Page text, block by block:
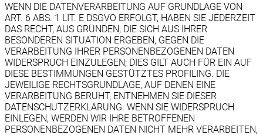
WENN DIE DATENVERARBEITUNG AUF GRUNDLAGE VON
ART. 6 ABS. 1 LIT. E DSGVO ERFOLGT, HABEN SIE JEDERZEIT
DAS RECHT, AUS GRÜNDEN, DIE SICH AUS IHRER
BESONDEREN SITUATION ERGEBEN, GEGEN DIE
VERARBEITUNG IHRER PERSONENBEZOGENEN DATEN
WIDERSPRUCH EINZULEGEN; DIES GILT AUCH FÜR EIN AUF
DIESE BESTIMMUNGEN GESTÜTZTES PROFILING. DIE
JEWEILIGE RECHTSGRUNDLAGE, AUF DENEN EINE
VERARBEITUNG BERUHT, ENTNEHMEN SIE DIESER
DATENSCHUTZERKLÄRUNG. WENN SIE WIDERSPRUCH
EINLEGEN, WERDEN WIR IHRE BETROFFENEN
PERSONENBEZOGENEN DATEN NICHT MEHR VERARBEITEN,